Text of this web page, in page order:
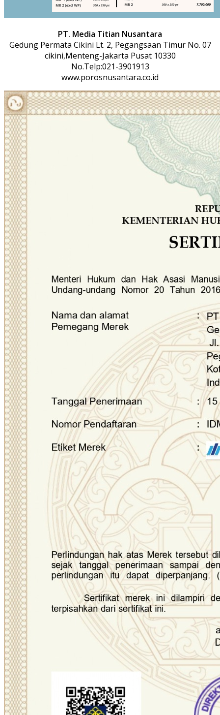
PT. Media Titian Nusantara
Gedung Permata Cikini Lt. 2, Pegangsaan Timur No. 07
cikini,Menteng-Jakarta Pusat 10330
No.Telp:021-3901913
www.porosnusantara.co.id